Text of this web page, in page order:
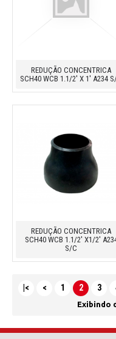
REDUÇÃO CONCENTRICA
SCH40 WCB 1.1/2' X 1' A234
REDUÇÃO CONCENTRICA
SCH40 WCB 1.1/2' X1/2'
S/C
|< < 1 2 3
Exibindo